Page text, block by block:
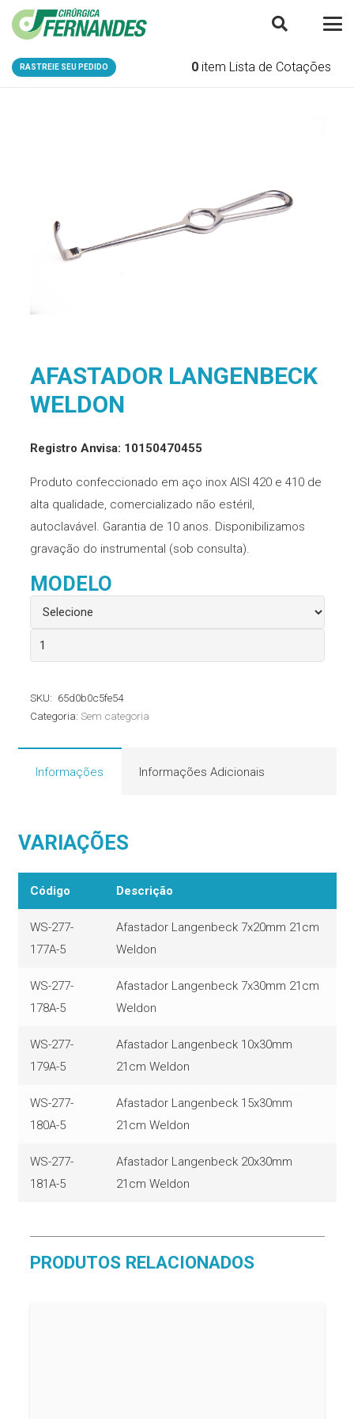
RASTREIE SEU PEDIDO 0 item Lista de Cotações
AFASTADOR LANGENBECK
WELDON
Registro Anvisa: 10150470455
Produto confeccionado em aço inox AISI 420 e 410 de
alta qualidade, comercializado não estéril,
autoclavável. Garantia de 10 anos. Disponibilizamos
gravação do instrumental (sob consulta).
MODELO
Afastador
Langenbeck
quantidade
SKU: 65d0b0c5fe54
Categoria: Sem categoria
Informações Informações Adicionais
VARIAÇÕES
Código Descrição
WS-277-
177A-5
Afastador Langenbeck 7x20mm 21cm
Weldon
WS-277-
178A-5
Afastador Langenbeck 7x30mm 21cm
Weldon
WS-277-
179A-5
Afastador Langenbeck 10x30mm
21cm Weldon
WS-277-
180A-5
Afastador Langenbeck 15x30mm
21cm Weldon
WS-277-
181A-5
Afastador Langenbeck 20x30mm
21cm Weldon
PRODUTOS RELACIONADOS